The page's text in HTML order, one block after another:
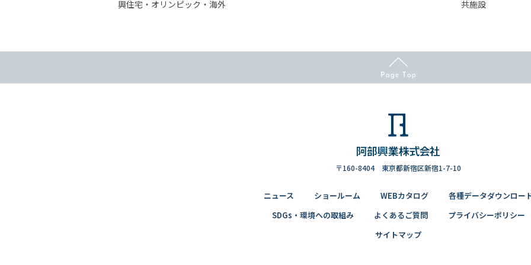
興住宅・オリンピック・海外 共施設
〒160-8404 東京都新宿区新宿1-7-10
ニュース ショールーム WEBカタログ
各種データダウンロー
SDGs・環境への取組み
よくあるご質問
プライバシーポリシー
サイトマップ